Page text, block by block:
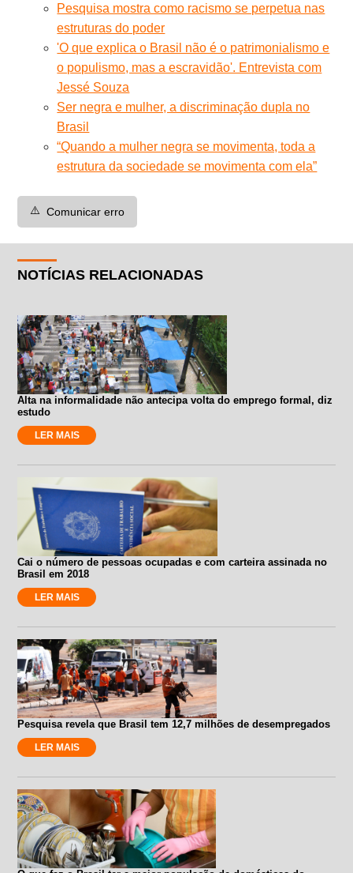
Pesquisa mostra como racismo se perpetua nas
estruturas do poder
'O que explica o Brasil não é o patrimonialismo e
o populismo, mas a escravidão'. Entrevista com
Jessé Souza
Ser negra e mulher, a discriminação dupla no
Brasil
“Quando a mulher negra se movimenta, toda a
estrutura da sociedade se movimenta com ela”
⚠️ Comunicar erro
NOTÍCIAS RELACIONADAS
Alta na informalidade não antecipa volta do emprego formal, diz
estudo
LER MAIS
Cai o número de pessoas ocupadas e com carteira assinada no
Brasil em 2018
LER MAIS
Pesquisa revela que Brasil tem 12,7 milhões de desempregados
LER MAIS